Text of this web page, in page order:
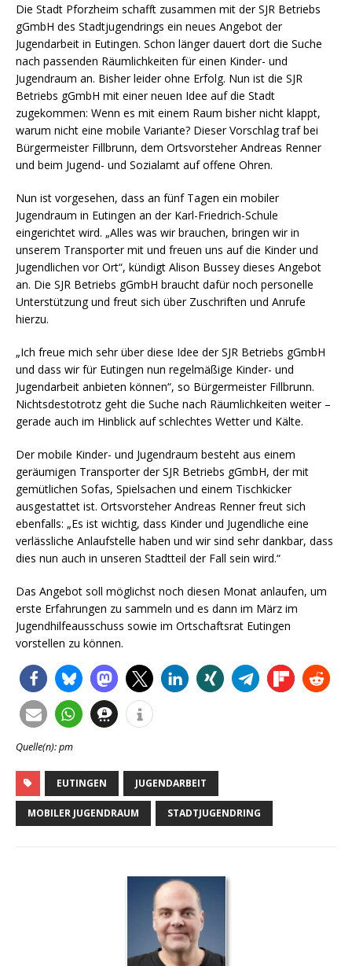
Die Stadt Pforzheim schafft zusammen mit der SJR Betriebs
gGmbH des Stadtjugendrings ein neues Angebot der
Jugendarbeit in Eutingen. Schon länger dauert dort die Suche
nach passenden Räumlichkeiten für einen Kinder- und
Jugendraum an. Bisher leider ohne Erfolg. Nun ist die SJR
Betriebs gGmbH mit einer neuen Idee auf die Stadt
zugekommen: Wenn es mit einem Raum bisher nicht klappt,
warum nicht eine mobile Variante? Dieser Vorschlag traf bei
Bürgermeister Fillbrunn, dem Ortsvorsteher Andreas Renner
und beim Jugend- und Sozialamt auf offene Ohren.
Nun ist vorgesehen, dass an fünf Tagen ein mobiler
Jugendraum in Eutingen an der Karl-Friedrich-Schule
eingerichtet wird. „Alles was wir brauchen, bringen wir in
unserem Transporter mit und freuen uns auf die Kinder und
Jugendlichen vor Ort“, kündigt Alison Bussey dieses Angebot
an. Die SJR Betriebs gGmbH braucht dafür noch personelle
Unterstützung und freut sich über Zuschriften und Anrufe
hierzu.
„Ich freue mich sehr über diese Idee der SJR Betriebs gGmbH
und dass wir für Eutingen nun regelmäßige Kinder- und
Jugendarbeit anbieten können“, so Bürgermeister Fillbrunn.
Nichtsdestotrotz geht die Suche nach Räumlichkeiten weiter –
gerade auch im Hinblick auf schlechtes Wetter und Kälte.
Der mobile Kinder- und Jugendraum besteht aus einem
geräumigen Transporter der SJR Betriebs gGmbH, der mit
gemütlichen Sofas, Spielsachen und einem Tischkicker
ausgestattet ist. Ortsvorsteher Andreas Renner freut sich
ebenfalls: „Es ist wichtig, dass Kinder und Jugendliche eine
verlässliche Anlaufstelle haben und wir sind sehr dankbar, dass
dies nun auch in unseren Stadtteil der Fall sein wird.“
Das Angebot soll möglichst noch diesen Monat anlaufen, um
erste Erfahrungen zu sammeln und es dann im März im
Jugendhilfeausschuss sowie im Ortschaftsrat Eutingen
vorstellen zu können.
Quelle(n): pm
EUTINGEN JUGENDARBEIT
MOBILER JUGENDRAUM STADTJUGENDRING